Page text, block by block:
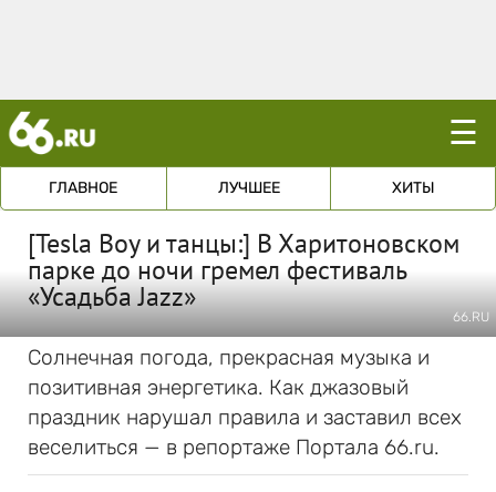
☰
ГЛАВНОЕ ЛУЧШЕЕ ХИТЫ
[Tesla Boy и танцы:] В Харитоновском
парке до ночи гремел фестиваль
«Усадьба Jazz»
66.RU
Солнечная погода, прекрасная музыка и
позитивная энергетика. Как джазовый
праздник нарушал правила и заставил всех
веселиться — в репортаже Портала 66.ru.